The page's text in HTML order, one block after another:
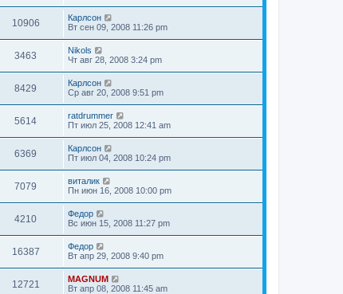
10906
Карлсон
Вт сен 09, 2008 11:26 pm
3463
Nikols
Чт авг 28, 2008 3:24 pm
8429
Карлсон
Ср авг 20, 2008 9:51 pm
5614
ratdrummer
Пт июл 25, 2008 12:41 am
6369
Карлсон
Пт июл 04, 2008 10:24 pm
7079
виталик
Пн июн 16, 2008 10:00 pm
4210
Федор
Вс июн 15, 2008 11:27 pm
16387
Федор
Вт апр 29, 2008 9:40 pm
12721
MAGNUM
Вт апр 08, 2008 11:45 am